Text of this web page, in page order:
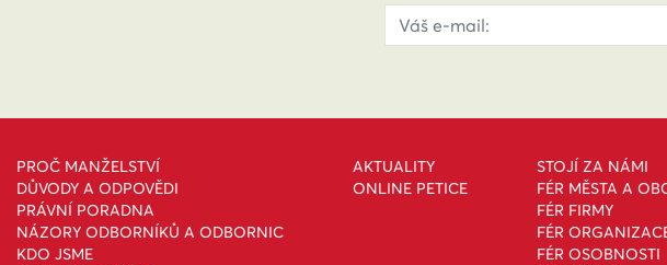
PROČ MANŽELSTVÍ
DŮVODY A ODPOVĚDI
PRÁVNÍ PORADNA
NÁZORY ODBORNÍKŮ A ODBORNIC
KDO JSME
AKTUALITY
ONLINE PETICE
STOJÍ ZA NÁMI
FÉR MĚSTA A
FÉR FIRMY
FÉR
FÉR OSOBNOSTI